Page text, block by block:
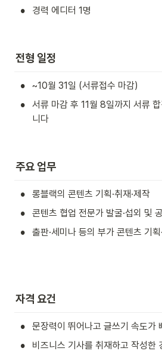
• 경력 에디터 1명
전형 일정
• ~10월 31일 (서류접수 마감)
•
서류 마감 후 11월 8일까지 서류
니다
주요 업무
• 롱블랙의 콘텐츠 기획·취재·제작
• 콘텐츠 협업 전문가 발굴·섭외 및
• 출판·세미나 등의 부가 콘텐츠 기획
자격 요건
• 문장력이 뛰어나고 글쓰기 속도가
• 비즈니스 기사를 취재하고 작성한